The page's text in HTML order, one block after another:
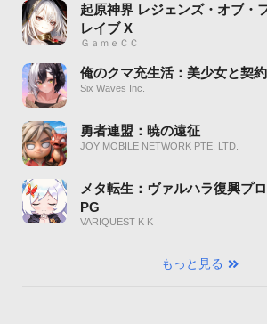
起原神界 レジェンズ・オブ・
レイブ X
ＧａｍｅＣＣ
俺のクマ充生活：美少女と契
Six Waves Inc.
勇者連盟：暁の遠征
JOY MOBILE NETWORK PTE. LTD.
メタ転生：ヴァルハラ復興プ
PG
VARIQUEST K K
もっと見る